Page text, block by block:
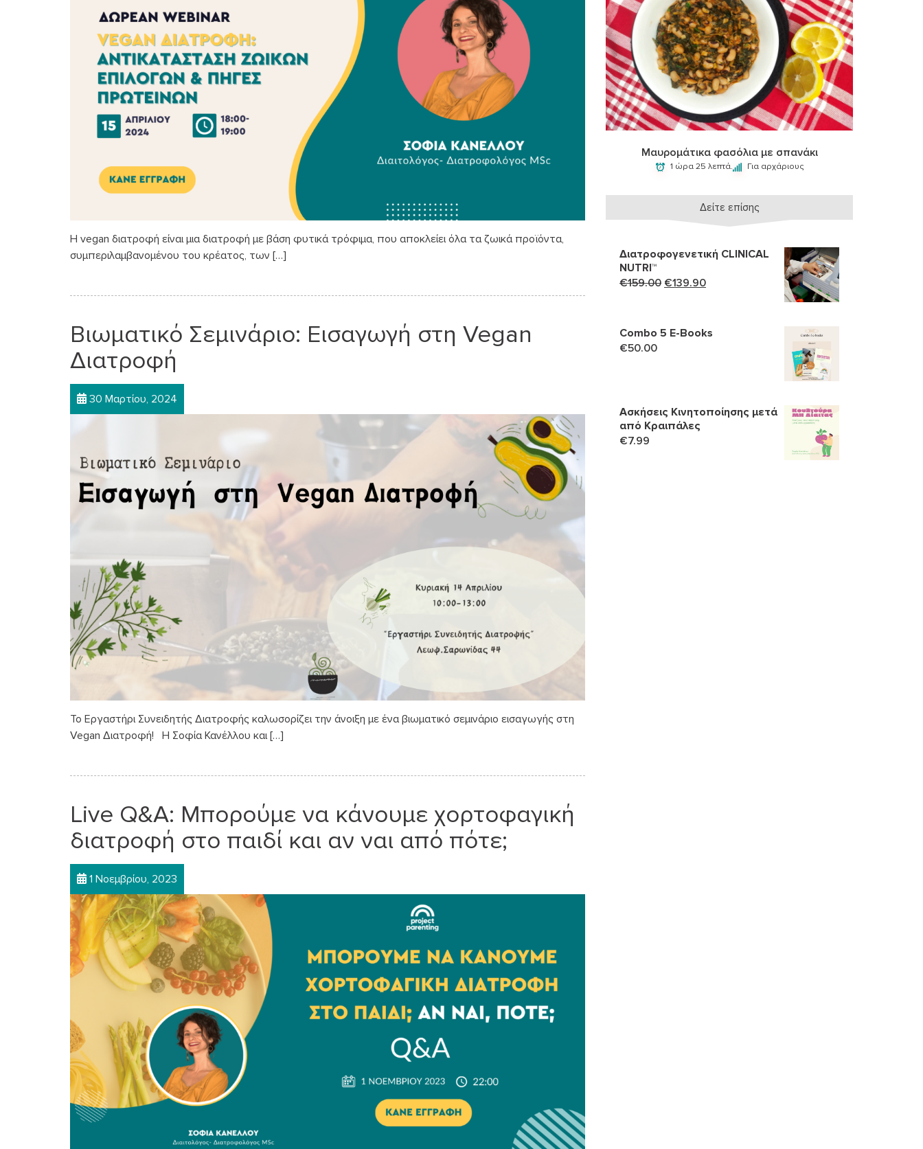
Η vegan διατροφή είναι μια διατροφή με βάση φυτικά τρόφιμα, που αποκλείει όλα τα ζωικά προϊόντα,
συμπεριλαμβανομένου του κρέατος, των […]
Βιωματικό Σεμινάριο: Εισαγωγή στη Vegan
Διατροφή
30 Μαρτίου, 2024
Το Εργαστήρι Συνειδητής Διατροφής καλωσορίζει την άνοιξη με ένα βιωματικό σεμινάριο εισαγωγής στη
Vegan Διατροφή! Η Σοφία Κανέλλου και […]
Live Q&A: Μπορούμε να κάνουμε χορτοφαγική
διατροφή στο παιδί και αν ναι από πότε;
1 Νοεμβρίου, 2023
Μαυρομάτικα φασόλια με σπανάκι
1 ώρα 25 λεπτά. Για αρχάριους
Δείτε επίσης
Διατροφογενετική CLINICAL
NUTRI™
€159.00 Original
€159.00.
€139.90Η
είναι:
Combo 5 Ε-Books
€50.00
Ασκήσεις Κινητοποίησης μετά
από Κραιπάλες
€7.99